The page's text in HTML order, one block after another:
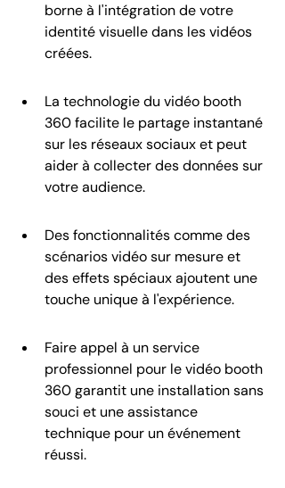
borne à l'intégration de votre
identité visuelle dans les vidéos
créées.
La technologie du vidéo booth
360 facilite le partage instantané
sur les réseaux sociaux et peut
aider à collecter des données sur
votre audience.
Des fonctionnalités comme des
scénarios vidéo sur mesure et
des effets spéciaux ajoutent une
touche unique à l'expérience.
Faire appel à un service
professionnel pour le vidéo booth
360 garantit une installation sans
souci et une assistance
technique pour un événement
réussi.